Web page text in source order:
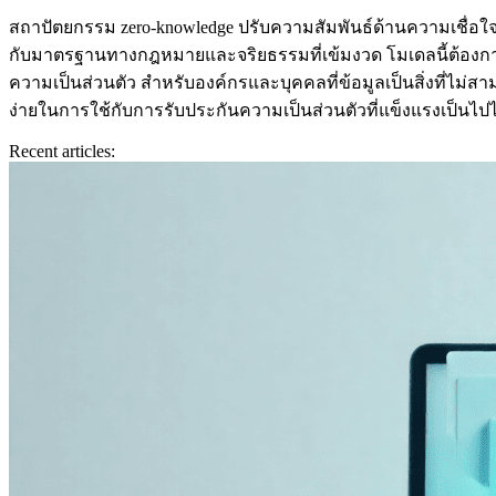
สถาปัตยกรรม zero‑knowledge ปรับความสัมพันธ์ด้านความเ
กับมาตรฐานทางกฎหมายและจริยธรรมที่เข้มงวด โมเดลนี้ต้อง
ความเป็นส่วนตัว สำหรับองค์กรและบุคคลที่ข้อมูลเป็นสิ่งที่ไม่สา
ง่ายในการใช้กับการรับประกันความเป็นส่วนตัวที่แข็งแรงเป็น
Recent articles: